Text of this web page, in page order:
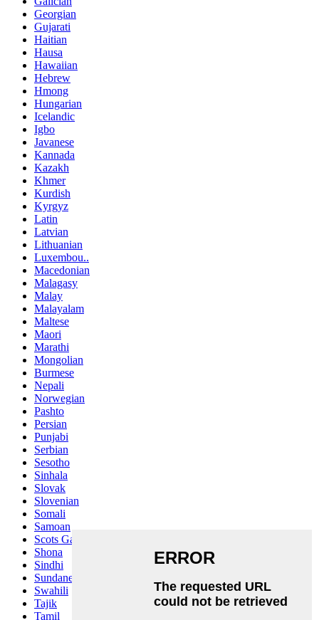
Georgian
Gujarati
Haitian
Hausa
Hawaiian
Hebrew
Hmong
Hungarian
Icelandic
Igbo
Javanese
Kannada
Kazakh
Khmer
Kurdish
Kyrgyz
Latin
Latvian
Lithuanian
Luxembou..
Macedonian
Malagasy
Malay
Malayalam
Maltese
Maori
Marathi
Mongolian
Burmese
Nepali
Norwegian
Pashto
Persian
Punjabi
Serbian
Sesotho
Sinhala
Slovak
Slovenian
Somali
Samoan
Scots Gaelic
Shona
Sindhi
Sundanese
Swahili
Tajik
Tamil